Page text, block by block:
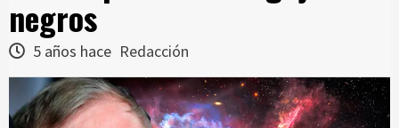
negros
5 años hace Redacción